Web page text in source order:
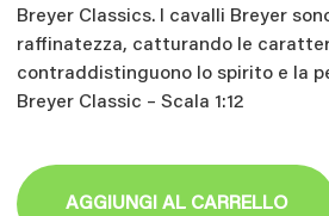
Breyer Classics. I cavalli Breyer
raffinatezza, catturando le
contraddistinguono lo spirito e la
Breyer Classic – Scala 1:12
AGGIUNGI AL CARRELLO